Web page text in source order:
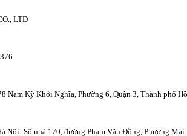
LTD
Nam Kỳ Khởi Nghĩa, Phường 6, Quận 3, Thành phố
Nội: Số nhà 170, đường Phạm Văn Đồng, Phường Mai